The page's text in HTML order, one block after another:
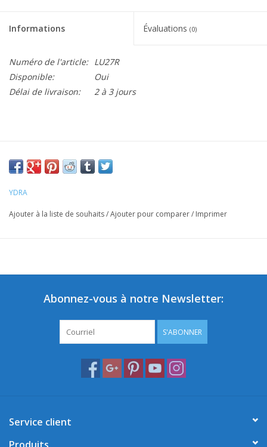
Informations Évaluations (0)
Numéro de l'article: LU27R
Disponible:
Oui
Délai de livraison:
2 à 3 jours
YDRA
Ajouter à la liste de souhaits/Ajouter pour comparer/ Imprimer
Abonnez-vous à notre Newsletter:
S'ABONNER
Service client